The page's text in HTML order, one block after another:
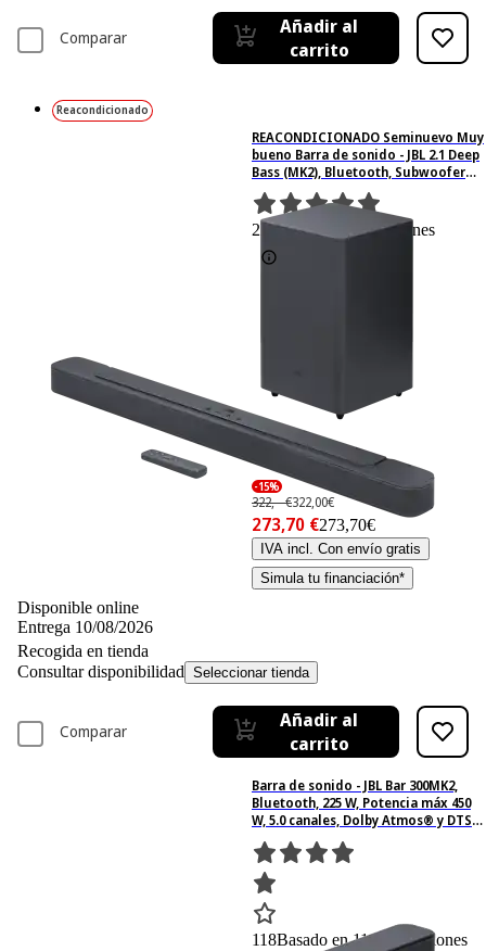
Comparar
Añadir al
carrito
Reacondicionado
REACONDICIONADO Seminuevo Muy
bueno Barra de sonido - JBL 2.1 Deep
Bass (MK2), Bluetooth, Subwoofer
Inalámbrico, 50 W, Negro
2 Basado en 2 valoraciones
-15%
322,– €322,00€
273,70 €273,70€
IVA incl. Con envío gratis
Simula tu financiación*
Disponible online
Entrega 10/08/2026
Recogida en tienda
Consultar disponibilidad Seleccionar tienda
Comparar
Añadir al
carrito
Barra de sonido - JBL Bar 300MK2,
Bluetooth, 225 W, Potencia máx 450
W, 5.0 canales, Dolby Atmos® y DTS
Virtual, Negro
118Basado en 118 valoraciones